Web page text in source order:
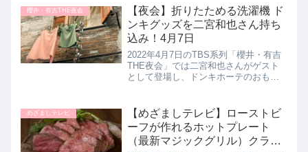
櫻井・有吉THE夜会
【夜会】折りたためる洗濯機 ド
ンキグッズを二宮和也さん持ち
込み！4月7日
2022年4月7日のTBS系列「櫻井・有吉
THE夜会」では二宮和也さんがゲスト
として登場し、ドンキホーテのおもし
介します。>>櫻井・有吉THE夜会記事
一覧はこちら二宮和也さん...
めざましテレビ
【めざましテレビ】ローストビ
ーフが作れるホットプレート
（最新マジックグリル）クラフ